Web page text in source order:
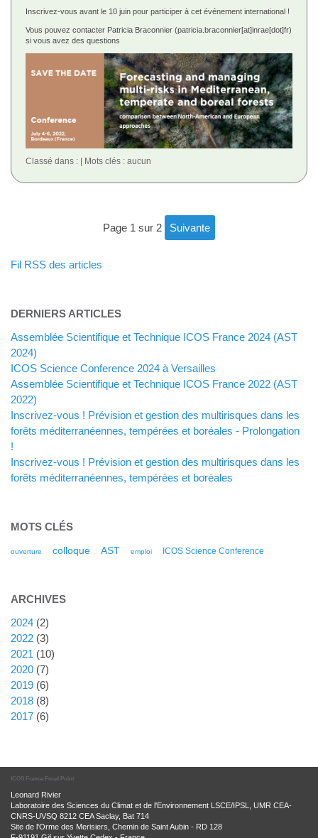
Inscrivez-vous avant le 10 juin pour participer à cet événement international !
Vous pouvez contacter Patricia Braconnier (patricia.braconnier[at]inrae[dot]fr)
si vous avez des questions
Classé dans : Mots clés : aucun
page 1 sur 2 suivante
Fil RSS des articles
DERNIERS ARTICLES
Assemblée Scientifique et Technique ICOS France 2024 (AST
2024)
ICOS Science Conference 2024 à Versailles
Assemblée Scientifique et Technique ICOS France 2022 (AST
2022)
Inscrivez-vous ! Prévision et gestion des multirisques dans les
forêts méditerranéennes, tempérées et boréales - Prolongation
!
Inscrivez-vous ! Prévision et gestion des multirisques dans les
forêts méditerranéennes, tempérées et boréales
MOTS CLÉS
ouverture colloque AST emploi ICOS Science Conference
ARCHIVES
2024 (2)
2022 (3)
2021 (10)
2020 (7)
2019 (6)
2018 (8)
2017 (6)
ICOS France Focal Point
Leonard Rivier
Laboratoire des Sciences du Climat et de l'Environnement LSCE/IPSL, UMR CEA-
CNRS-UVSQ 8212 CEA Saclay, Bat 714
Site de l'Orme des Merisiers, Chemin de Saint Aubin - RD 128